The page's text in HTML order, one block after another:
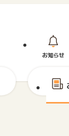
お知らせ